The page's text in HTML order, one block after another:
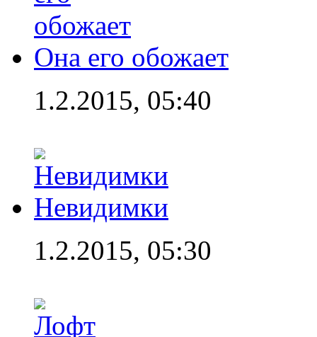
Она его обожает
1.2.2015, 05:40
Невидимки
1.2.2015, 05:30